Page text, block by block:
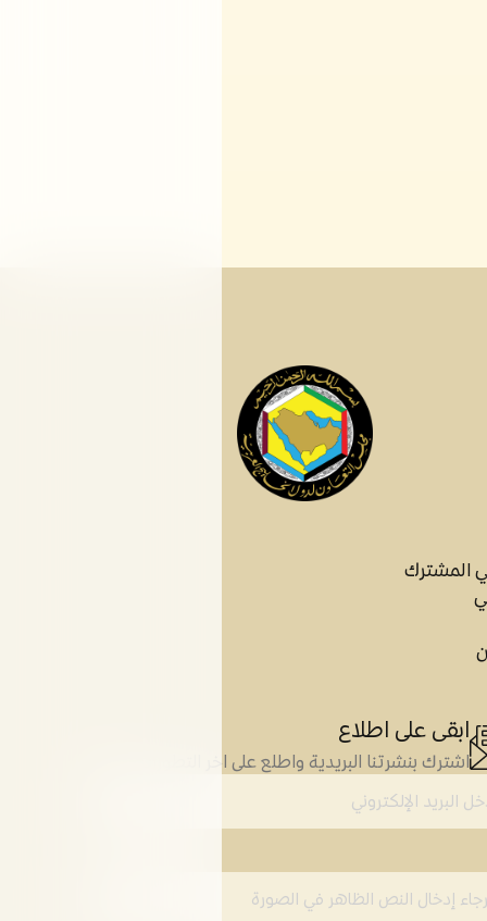
المشترك
ابقى على اطلاع
اشترك بنشرتنا البريدية واطلع على اخر التطورات